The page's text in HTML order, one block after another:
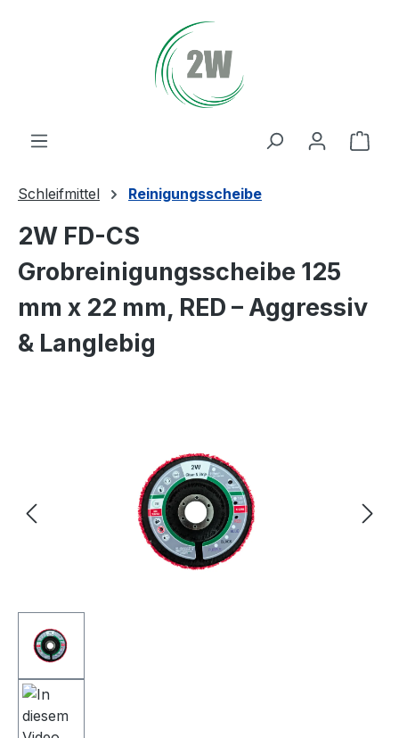
Schleifmittel Reinigungsscheibe
2W FD-CS
Grobreinigungsscheibe 125
mm x 22 mm, RED – Aggressiv
& Langlebig